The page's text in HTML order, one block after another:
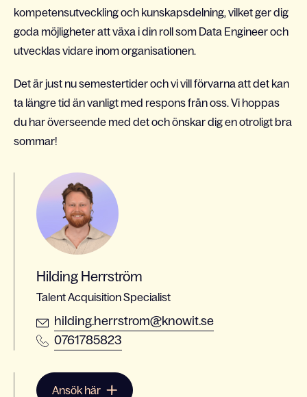
kompetensutveckling och kunskapsdelning, vilket ger dig
goda möjligheter att växa i din roll som Data Engineer och
utvecklas vidare inom organisationen.
Det är just nu semestertider och vi vill förvarna att det kan
ta längre tid än vanligt med respons från oss. Vi hoppas
du har överseende med det och önskar dig en otroligt bra
sommar!
Hilding Herrström
Talent Acquisition Specialist
hilding.herrstrom@knowit.se
0761785823
Ansök här